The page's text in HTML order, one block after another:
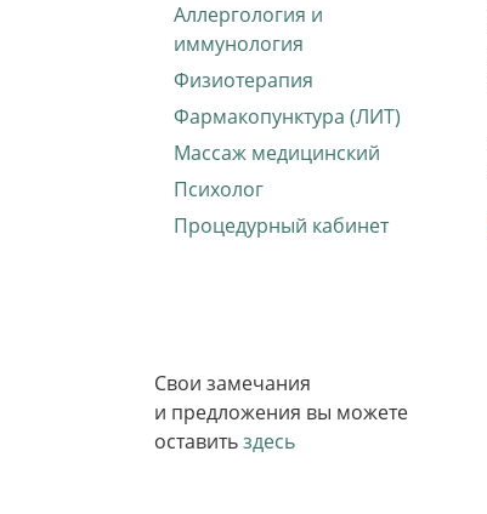
Аллергология и
иммунология
Физиотерапия
Фармакопунктура (ЛИТ)
Массаж медицинский
Психолог
Процедурный кабинет
Свои замечания
и предложения вы можете
оставитьздесь